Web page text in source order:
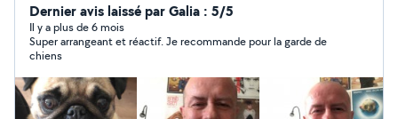
développement et formation Bon bricoleur méticuleux
sur bois (ameublement), métal, peinture .. Tous les
chiens m'adorent.. garde chien éventuel
Dernier avis laissé par Galia : 5/5
Il y a plus de 6 mois
Super arrangeant et réactif. Je recommande pour la garde de
chiens